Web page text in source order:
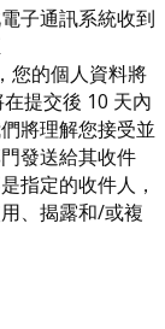
子通訊系統收到
您的個人資料將
提交後 10 天內
將理解您接受並
發送給其收件
指定的收件人，
、揭露和/或複